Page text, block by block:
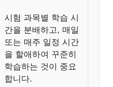
시험 과목별 학습 시
간을 분배하고, 매일
또는 매주 일정 시간
을 할애하여 꾸준히
학습하는 것이 중요
합니다.